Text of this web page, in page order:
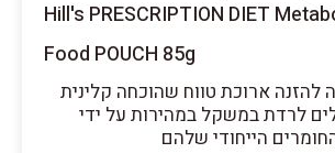
Hill's PRESCRIPTION DIET
Food POUCH 85g
להזנה ארוכת טווח שהוכחה קלינית
לרדת במשקל במהירות על ידי
הייחודי שלהם